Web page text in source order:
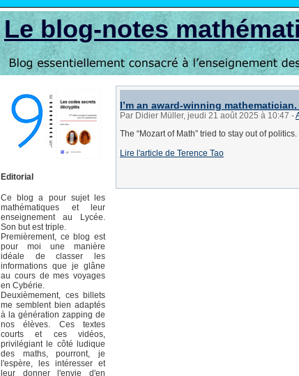
Le blog-notes
Editorial
Ce blog a pour sujet les
mathématiques et leur
enseignement au Lycée.
Son but est triple.
Premièrement, ce blog est
pour moi une manière
idéale de classer les
informations que je glâne
au cours de mes voyages
en Cybérie.
Deuxièmement, ces billets
me semblent bien adaptés
à la génération zapping de
nos élèves. Ces textes
courts et ces vidéos,
privilégiant le côté ludique
des maths, pourront, je
l'espère, les intéresser et
leur donner l'envie d'en
I’m an award-winning
Par Didier Müller, jeudi 21 août 2025 à 10:47 -
The “Mozart of Math” tried to stay out of
Lire l'article de Terence Tao